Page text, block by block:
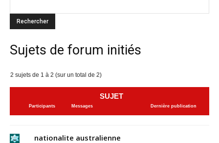
Sujets de forum initiés
2 sujets de 1 à 2 (sur un total de 2)
SUJET
Participants Messages Dernière publication
nationalite australienne